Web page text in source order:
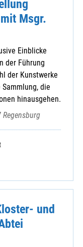
Msgr.
Einblicke
der Führung
der Kunstwerke
die
hinausgehen.
und